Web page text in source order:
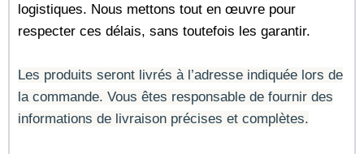
logistiques. Nous mettons tout en œuvre pour
respecter ces délais, sans toutefois les garantir.
Les produits seront livrés à l’adresse indiquée lors de
la commande. Vous êtes responsable de fournir des
informations de livraison précises et complètes.